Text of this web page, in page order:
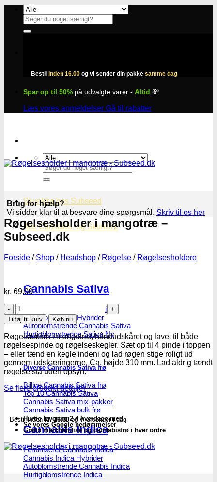
Fortsæt
indhold
Søg
efter:
Bestil inden 16.00 og vi sender din pakke samme dag
Spar op til 50% på udvalgte varer - Altid 💸
Læs vores anmeldelser Gå til rabatter
Søg
efter:
Skunkfrø hos Subseed
Alle Cannabis -og Skunkfrø
Cannabis Sativa
Feminiseret Cannabis Sativa
Cannabis Sativa Hybrider
Autoblomstrende Cannabis Sativa
Hurtigblomstrende Sativa
Diverse Cannabis Sativa frø
Billige Cannabis Sativa frø
Top 10 Cannabis Sativa
Cannabis Sativa mix-pakker
Cannabis Sativa bulk frø
Cannabis Indica
Feminiseret Cannabis Indica
Cannabis Indica Hybrider
Autoblomstrende Cannabis Indica
Hurtigblomstrende Indica
Brug for hjælp?
Vi sidder klar til at besvare dine spørgsmål. Skriv til os her
Røgelsesholder i mangotræ –
Subseed.dk
Forside / Shop / Headshop / Røgelse / Røgelsesholdere
kr. 69.00
Røgelsesholder
i
mangotræ
-
Subseed.dk
antal
Tilføj til kurv Køb nu
Røgelsestårn i mangotræ, håndudskåret og lavet til både
røgelsespinde og røgelseskegler. Sæt op til 4 pinde i toppen
– eller tænd en kegle indeni og lad røgen stige roligt ud
gennem udskæringerne. Ca. højde 310 mm. Lad aldrig tændt
røgelse stå uden opsyn.
Se flere produkt detaljer
Bestil indenkl. 16.00og vi afsender i dag
Hurtig levering 2-4 hverdage med
Se vores Google bedømmelser
Gratis merchandise og cannabisfrø i hver ordre